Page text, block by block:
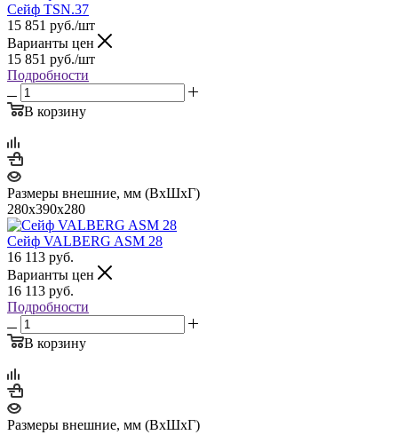
Сейф TSN.37
15 851 руб./шт
Варианты цен
15 851 руб./шт
Подробности
В корзину
Размеры внешние, мм (ВхШхГ)
280x390x280
Сейф VALBERG ASM 28
16 113 руб.
Варианты цен
16 113 руб.
Подробности
В корзину
Размеры внешние, мм (ВхШхГ)